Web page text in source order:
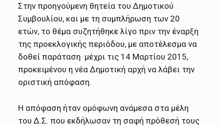
Στην προηγούμενη θητεία του Δημοτικού
Συμβουλίου, και με τη συμπλήρωση των 20
ετών, το θέμα συζητήθηκε λίγο πριν την έναρξη
της προεκλογικής περιόδου, με αποτέλεσμα να
δοθεί παράταση μέχρι τις 14 Μαρτίου 2015,
προκειμένου η νέα Δημοτική αρχή να λάβει την
οριστική απόφαση.
Η απόφαση ήταν ομόφωνη ανάμεσα στα μέλη
του Δ.Σ. που εκδήλωσαν τη σαφή πρόθεσή τους